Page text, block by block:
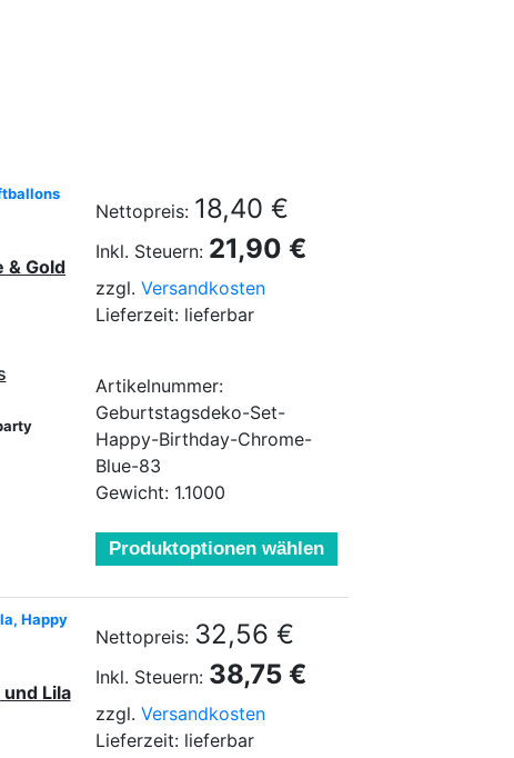
& Gold
Nettopreis: 18,40 €
Inkl. Steuern: 21,90 €
zzgl. Versandkosten
Lieferzeit: lieferbar
Artikelnummer:
Geburtstagsdeko-Set-
Happy-Birthday-Chrome-
Blue-83
Gewicht: 1.1000
Produktoptionen wählen
Happy
und Lila
Nettopreis: 32,56 €
Inkl. Steuern: 38,75 €
zzgl. Versandkosten
Lieferzeit: lieferbar